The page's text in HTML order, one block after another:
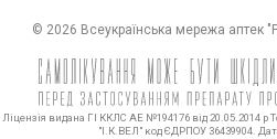
© 2026 Всеукраїнська мережа аптек
Ліцензія видана ГІ ККЛС АЕ №194176 від 20.05.2014
"І.К.ВЕЛ" код ЄДРПОУ 36439904.